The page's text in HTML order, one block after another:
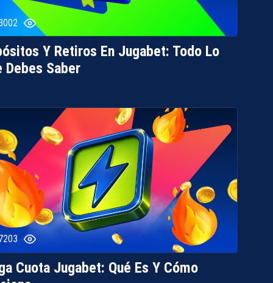
Y Retiros En Jugabet: Todo Lo
Debes Saber
Cuota Jugabet: Qué Es Y Cómo